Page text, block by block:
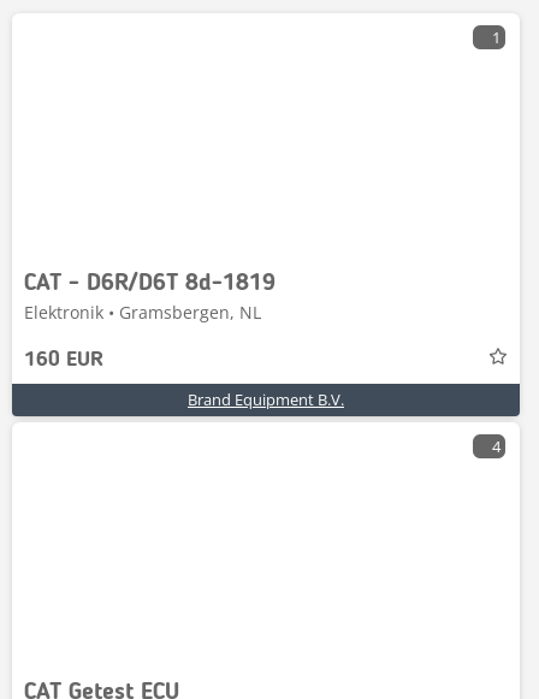
1
CAT - D6R/D6T 8d-1819
Elektronik • Gramsbergen, NL
160 EUR
Brand Equipment B.V.
4
CAT Getest ECU